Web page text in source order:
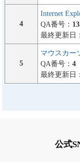
4
Internet
QA番号：
最終更新日
5
マウスカー
QA番号： 4
最終更新日
公式